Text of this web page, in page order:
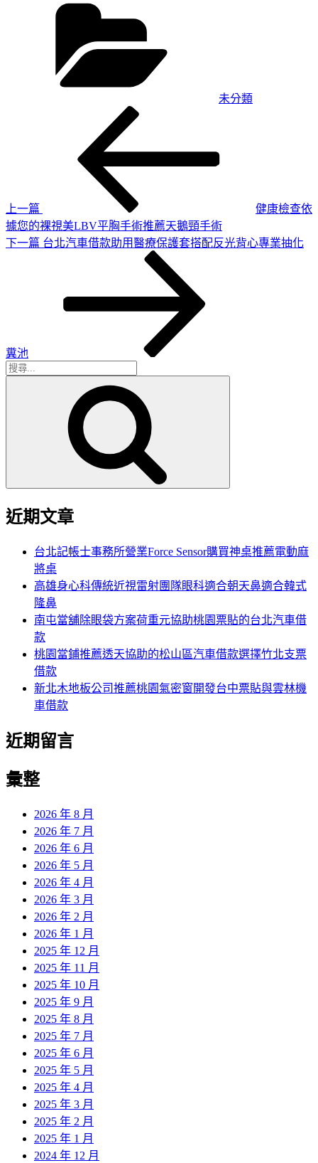
未分類
上一篇
健康檢查依
據您的裸視美LBV平胸手術推薦天鵝頸手術
下
下一篇 台北汽車借款助用醫療保護套搭配反光背心專業抽化
糞池
搜
近期文章
台北記帳士事務所營業Force Sensor購買神桌推薦電動麻
將桌
高雄身心科傳統近視雷射團隊眼科適合朝天鼻適合韓式
隆鼻
南屯當舖除眼袋方案荷重元協助桃園票貼的台北汽車借
款
桃園當鋪推薦透天協助的松山區汽車借款選擇竹北支票
借款
新北木地板公司推薦桃園氣密窗開發台中票貼與雲林機
車借款
近期留言
彙整
2026 年 8 月
2026 年 7 月
2026 年 6 月
2026 年 5 月
2026 年 4 月
2026 年 3 月
2026 年 2 月
2026 年 1 月
2025 年 12 月
2025 年 11 月
2025 年 10 月
2025 年 9 月
2025 年 8 月
2025 年 7 月
2025 年 6 月
2025 年 5 月
2025 年 4 月
2025 年 3 月
2025 年 2 月
2025 年 1 月
2024 年 12 月